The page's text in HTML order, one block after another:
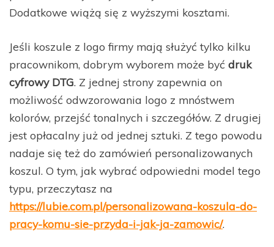
Dodatkowe wiążą się z wyższymi kosztami.
Jeśli koszule z logo firmy mają służyć tylko kilku
pracownikom, dobrym wyborem może być druk
cyfrowy DTG. Z jednej strony zapewnia on
możliwość odwzorowania logo z mnóstwem
kolorów, przejść tonalnych i szczegółów. Z drugiej
jest opłacalny już od jednej sztuki. Z tego powodu
nadaje się też do zamówień personalizowanych
koszul. O tym, jak wybrać odpowiedni model tego
typu, przeczytasz na
https://lubie.com.pl/personalizowana-koszula-do-
pracy-komu-sie-przyda-i-jak-ja-zamowic/.